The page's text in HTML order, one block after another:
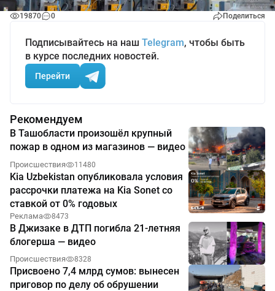
19870 0 Поделиться
Подписывайтесь на наш Telegram, чтобы быть
в курсе последних новостей.
Перейти
Рекомендуем
В Ташобласти произошёл крупный
пожар в одном из магазинов — видео
Происшествия 11480
Kia Uzbekistan опубликовала условия
рассрочки платежа на Kia Sonet со
ставкой от 0% годовых
Реклама 8473
В Джизаке в ДТП погибла 21-летняя
блогерша — видео
Происшествия 8328
Присвоено 7,4 млрд сумов: вынесен
приговор по делу об обрушении